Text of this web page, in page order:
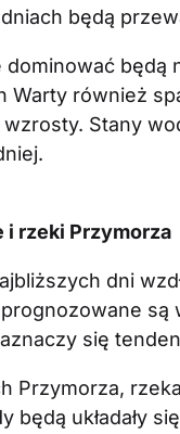
będą
dominować będą
Warty również
Stany
i rzeki Przymorza
dni
prognozowane
się
Przymorza,
będą układały